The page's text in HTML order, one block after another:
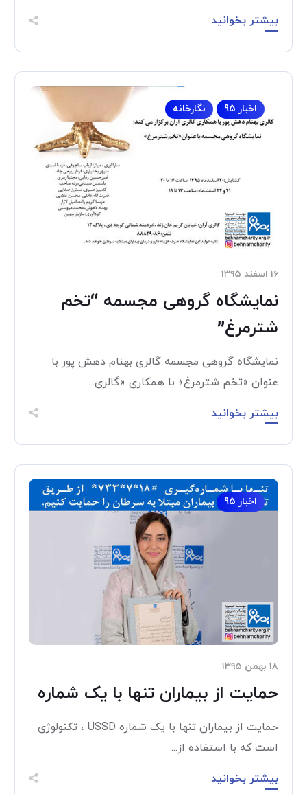
بیشتر بخوانید
اخبار 95 نگارخانه
۱۶ اسفند ۱۳۹۵
نمایشگاه گروهی مجسمه “تخم
شترمرغ”
نمایشگاه گروهی مجسمه گالری بهنام دهش پور با
عنوان «تخم شترمرغ» با همکاری «گالری...
بیشتر بخوانید
اخبار 95
۱۸ بهمن ۱۳۹۵
حمایت از بیماران تنها با یک شماره
حمایت از بیماران تنها با یک شماره USSD ، تکنولوژی
است که با استفاده از...
بیشتر بخوانید